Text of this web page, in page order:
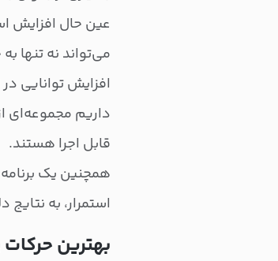
عین حال افزایش
می‌تواند نه تنها
افزایش توانایی
داریم مجموعه‌ای
قابل اجرا هستند.
همچنین یک برنامه
استمرار، به
بهترین حرکات